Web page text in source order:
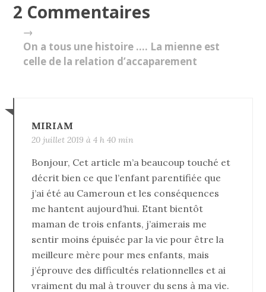
2 Commentaires
→
On a tous une histoire …. La mienne est
celle de la relation d’accaparement
MIRIAM
20 juillet 2019 à 4 h 40 min
Bonjour, Cet article m’a beaucoup touché et
décrit bien ce que l’enfant parentifiée que
j’ai été au Cameroun et les conséquences
me hantent aujourd’hui. Etant bientôt
maman de trois enfants, j’aimerais me
sentir moins épuisée par la vie pour être la
meilleure mère pour mes enfants, mais
j’éprouve des difficultés relationnelles et ai
vraiment du mal à trouver du sens à ma vie.